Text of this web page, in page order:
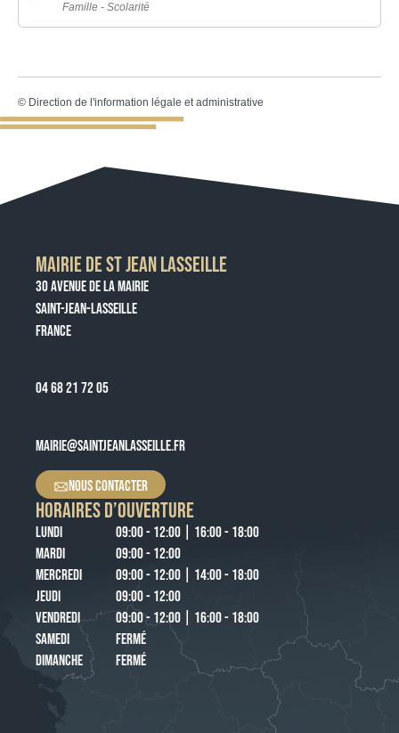
Famille - Scolarité
© Direction de l'information légale et administrative
MAIRIE DE ST JEAN LASSEILLE
30 AVENUE DE LA MAIRIE
SAINT-JEAN-LASSEILLE
FRANCE
04 68 21 72 05
MAIRIE@SAINTJEANLASSEILLE.FR
NOUS CONTACTER
HORAIRES D’OUVERTURE
LUNDI
09:00 - 12:00 | 16:00 - 18:00
MARDI
09:00 - 12:00
MERCREDI
09:00 - 12:00 | 14:00 - 18:00
JEUDI
09:00 - 12:00
VENDREDI
09:00 - 12:00 | 16:00 - 18:00
SAMEDI
FERMÉ
DIMANCHE
FERMÉ